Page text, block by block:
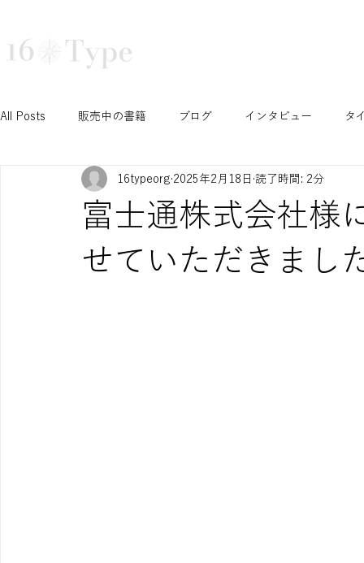
All Posts 販売中の書籍 ブログ インタビュー タ
N/S セッション T/F セッション J/P セッション
Ni セッション イベント 開催予定イベ
富士通株式会社様
せていただきまし
16typeorg 2025年2月18日 読了時間: 2分